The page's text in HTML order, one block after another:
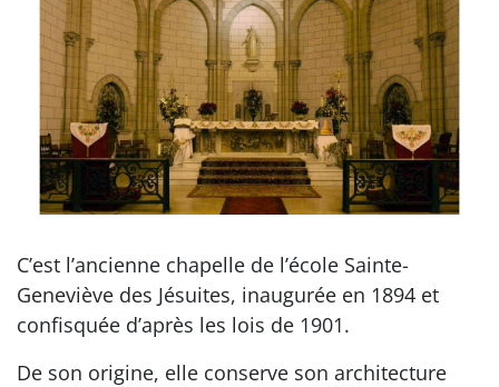
C’est l’ancienne chapelle de l’école Sainte-
Geneviève des Jésuites, inaugurée en 1894 et
confisquée d’après les lois de 1901.
De son origine, elle conserve son architecture